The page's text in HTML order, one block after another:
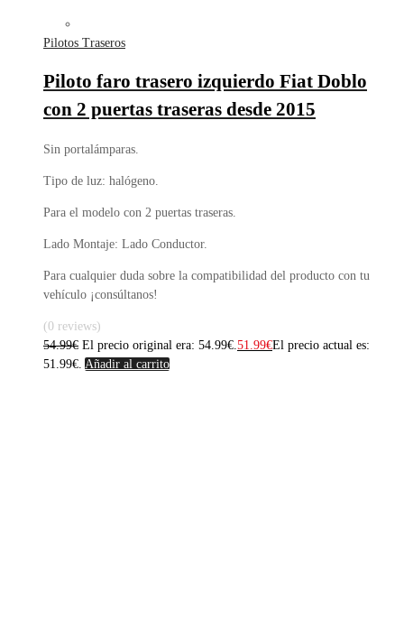
Pilotos Traseros
Piloto faro trasero izquierdo Fiat Doblo
con 2 puertas traseras desde 2015
Sin portalámparas.
Tipo de luz: halógeno.
Para el modelo con 2 puertas traseras.
Lado Montaje: Lado Conductor.
Para cualquier duda sobre la compatibilidad del producto con tu
vehículo ¡consúltanos!
(0 reviews)
54.99€ El precio original era: 54.99€. 51.99€El precio actual es:
51.99€. Añadir al carrito